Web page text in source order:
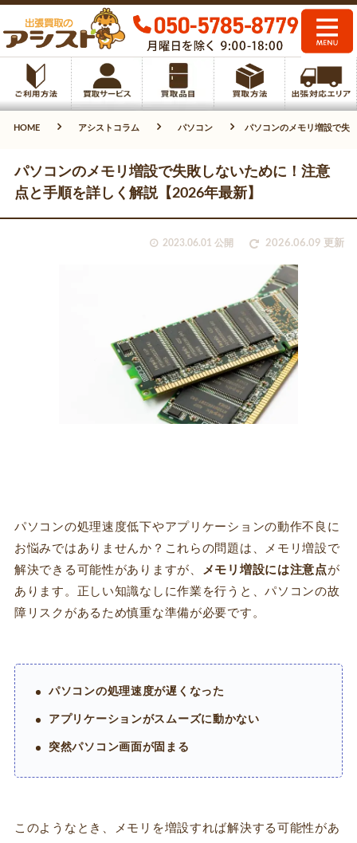
HOME アシストコラム パソコン パソコンのメモリ増設で失
パソコンのメモリ増設で失敗しないために！注意
点と手順を詳しく解説【2026年最新】
2023.06.01 公開 2026.06.09 更新
パソコンの処理速度低下やアプリケーションの動作不良に
お悩みではありませんか？これらの問題は、メモリ増設で
解決できる可能性がありますが、 メモリ増設には注意点 が
あります。正しい知識なしに作業を行うと、パソコンの故
障リスクがあるため慎重な準備が必要です。
パソコンの処理速度が遅くなった
アプリケーションがスムーズに動かない
突然パソコン画面が固まる
このようなとき、メモリを増設すれば解決する可能性があ